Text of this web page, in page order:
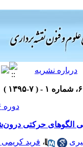
دوره ۶ شماره ۱ صفحات ۱۵۸-۱۴۱
الگوهای حرکتی
، فرید کریمی